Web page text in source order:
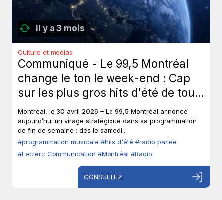
il y a 3 mois
Culture et médias
Communiqué - Le 99,5 Montréal
change le ton le week-end : Cap
sur les plus gros hits d'été de tous
les temps, sans toucher à ses voix
fortes en semaine.
Montréal, le 30 avril 2026 – Le 99,5 Montréal annonce
aujourd’hui un virage stratégique dans sa programmation
de fin de semaine : dès le samedi...
#programmation musicale #hits d'été #radio parlée
#Leclerc Communication #Montréal #Radio
CONSULTEZ